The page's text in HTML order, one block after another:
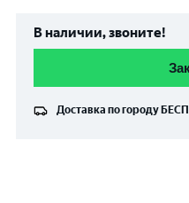
В наличии, звоните!
Доставка по городу